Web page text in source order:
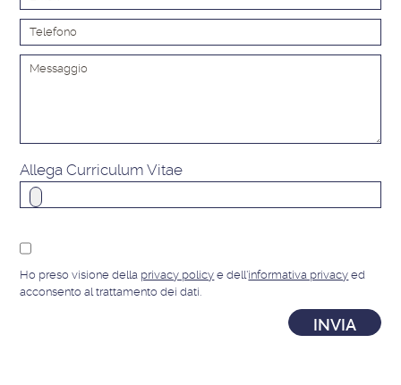
Allega Curriculum Vitae
Ho preso visione della privacy policy e dell'informativa privacy ed
acconsento al trattamento dei dati.